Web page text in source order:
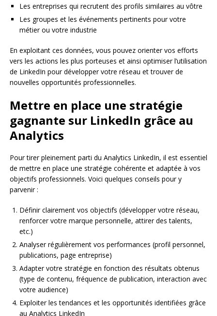
Les entreprises qui recrutent des profils similaires au vôtre
Les groupes et les événements pertinents pour votre
métier ou votre industrie
En exploitant ces données, vous pouvez orienter vos efforts
vers les actions les plus porteuses et ainsi optimiser l’utilisation
de LinkedIn pour développer votre réseau et trouver de
nouvelles opportunités professionnelles.
Mettre en place une stratégie
gagnante sur LinkedIn grâce au
Analytics
Pour tirer pleinement parti du Analytics LinkedIn, il est essentiel
de mettre en place une stratégie cohérente et adaptée à vos
objectifs professionnels. Voici quelques conseils pour y
parvenir :
Définir clairement vos objectifs (développer votre réseau,
renforcer votre marque personnelle, attirer des talents,
etc.)
Analyser régulièrement vos performances (profil personnel,
publications, page entreprise)
Adapter votre stratégie en fonction des résultats obtenus
(type de contenu, fréquence de publication, interaction avec
votre audience)
Exploiter les tendances et les opportunités identifiées grâce
au Analytics LinkedIn